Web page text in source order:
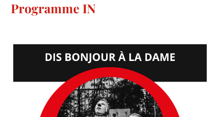
Programme IN